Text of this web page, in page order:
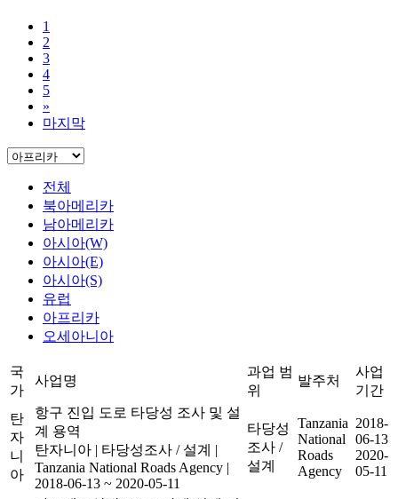
1
2
3
4
5
»
마지막
전체
북아메리카
남아메리카
아시아(W)
아시아(E)
아시아(S)
유럽
아프리카
오세아니아
국
가
사업명
과업 범
위
발주처
사업
기간
탄
자
니
아
항구 진입 도로 타당성 조사 및 설
계 용역
탄자니아 | 타당성조사 / 설계 |
Tanzania National Roads Agency |
2018-06-13 ~ 2020-05-11
타당성
조사 /
설계
Tanzania
National
Roads
Agency
2018-
06-13
2020-
05-11